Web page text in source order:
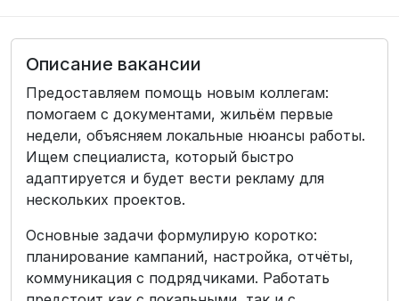
Описание вакансии
Предоставляем помощь новым коллегам:
помогаем с документами, жильём первые
недели, объясняем локальные нюансы работы.
Ищем специалиста, который быстро
адаптируется и будет вести рекламу для
нескольких проектов.
Основные задачи формулирую коротко:
планирование кампаний, настройка, отчёты,
коммуникация с подрядчиками. Работать